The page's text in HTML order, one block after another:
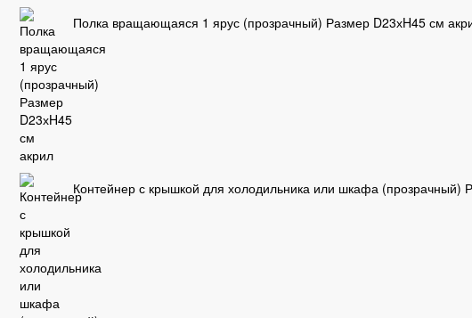
Полка вращающаяся 1 ярус (прозрачный) Размер D23хH45 см
Контейнер с крышкой для холодильника или шкафа (прозрачный)